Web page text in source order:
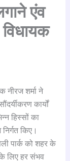
एंव
नीरज शर्मा ने
कार्यों
हिस्सों का
किए।
पार्क को शहर के
लिए हर संभव